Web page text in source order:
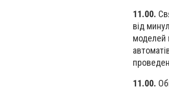
11.00.
від
моделей
11.00.